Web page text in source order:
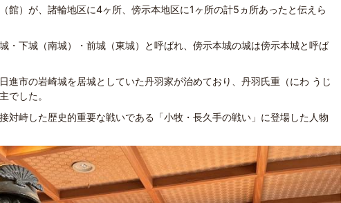
館）が、諸輪地区に4ヶ所、傍示本地区に1ヶ所の計5ヵ所あったと伝えら
・下城（南城）・前城（東城）と呼ばれ、傍示本城の城は傍示本城と呼ば
進市の岩崎城を居城としていた丹羽家が治めており、丹羽氏重（にわ うじ
でした。
対峙した歴史的重要な戦いである「小牧・長久手の戦い」に登場した人物